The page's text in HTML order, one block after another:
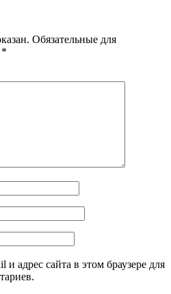
Обязательные для
*
адрес сайта в этом браузере для